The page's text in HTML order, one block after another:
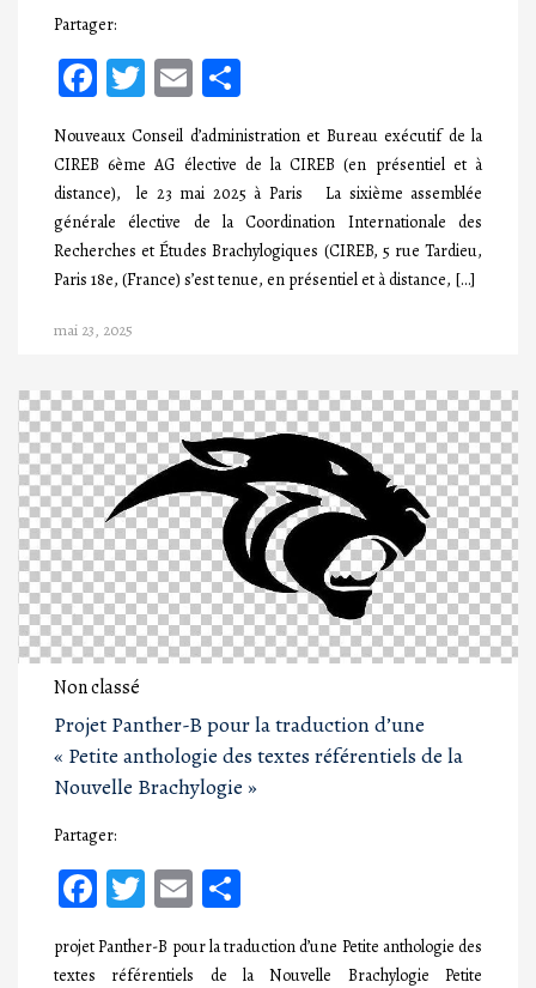
Partager:
Facebook
Twitter
Email
Nouveaux Conseil d’administration et Bureau exécutif de la
CIREB 6ème AG élective de la CIREB (en présentiel et à
distance), le 23 mai 2025 à Paris La sixième assemblée
générale élective de la Coordination Internationale des
Recherches et Études Brachylogiques (CIREB, 5 rue Tardieu,
Paris 18e, (France) s’est tenue, en présentiel et à distance, […]
mai 23, 2025
Non classé
Projet Panther-B pour la traduction d’une
« Petite anthologie des textes référentiels de la
Nouvelle Brachylogie »
Partager:
Facebook
Twitter
Email
projet Panther-B pour la traduction d’une Petite anthologie des
textes référentiels de la Nouvelle Brachylogie Petite